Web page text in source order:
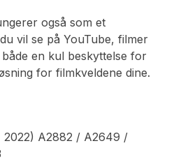
også som et
vil se på YouTube, filmer
en kul beskyttelse for
for filmkveldene dine.
2022) A2882 / A2649 /